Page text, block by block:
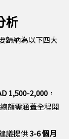
析
歸納為以下四大
1,500-2,000 ，
額需涵蓋全程開
議提供3-6 個月